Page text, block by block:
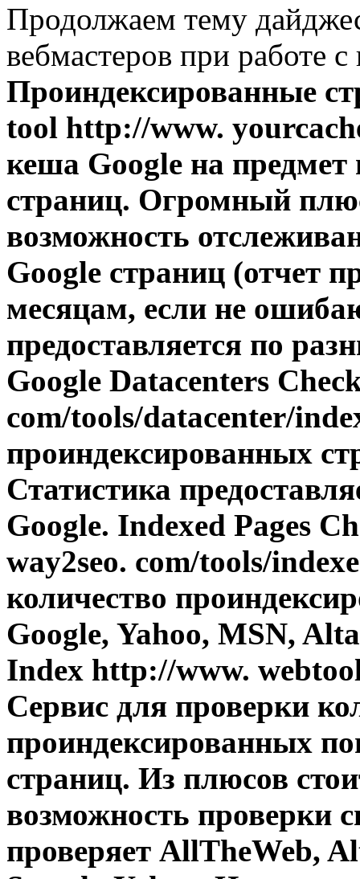
Продолжаем тему
вебмастеров при работе
Проиндексированные
tool http://www.
кеша Google на
страниц. Огромный
возможность
Google страниц (отчет
месяцам, если не
предоставляется по
Google Datacenters
com/tools/datacenter/
проиндексированных
Статистика
Google. Indexed Pages
way2seo. com/tools/
количество
Google, Yahoo, MSN,
Index http://www.
Сервис для проверки
проиндексированных
страниц. Из плюсов
возможность проверки
проверяет AllTheWeb,